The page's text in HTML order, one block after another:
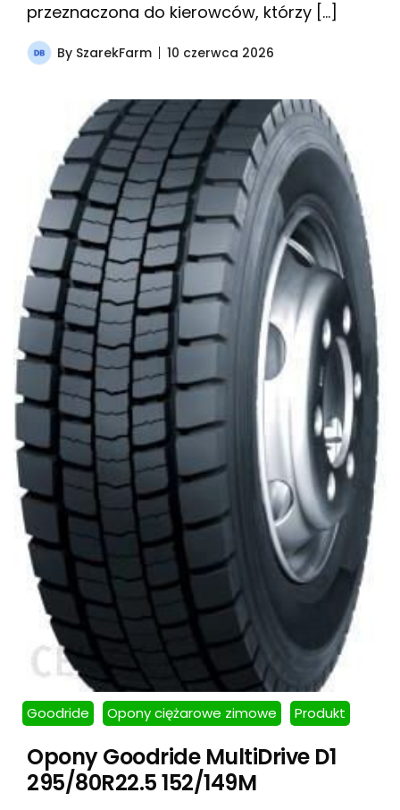
przeznaczona do kierowców, którzy […]
By SzarekFarm 10 czerwca 2026
Goodride Opony ciężarowe zimowe Produkt
Opony Goodride MultiDrive D1
295/80R22.5 152/149M